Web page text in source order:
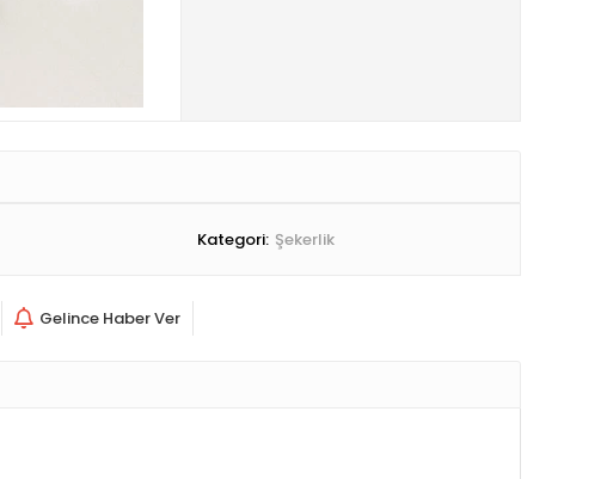
Kategori: Şekerlik
Gelince Haber Ver